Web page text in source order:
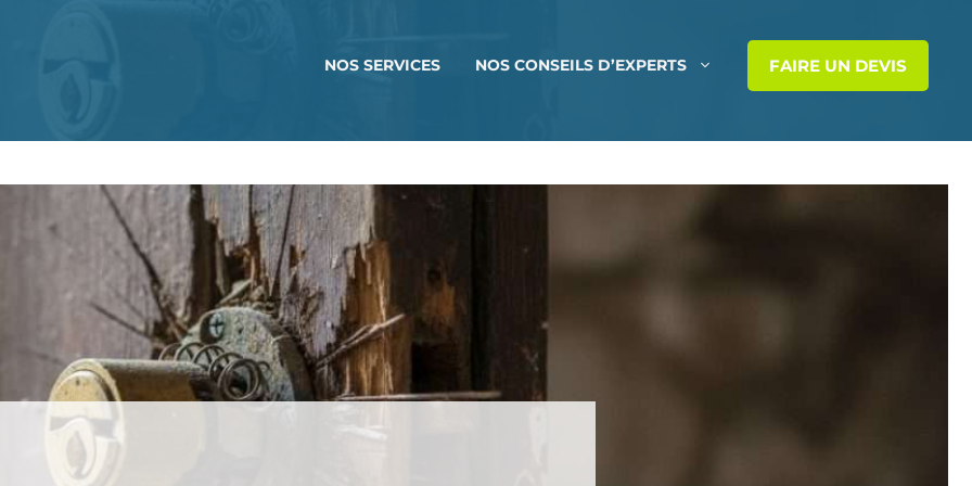
NOS SERVICES NOS CONSEILS D’EXPERTS FAIRE UN DEVIS